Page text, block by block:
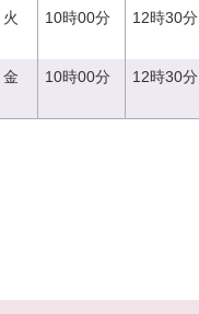
火 10時00分 12時30分
金 10時00分 12時30分